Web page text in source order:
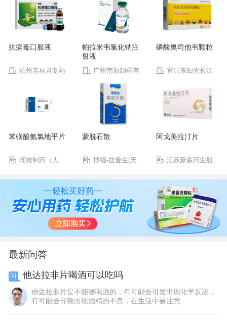
抗病毒口服液
杭州老桐君制药
帕拉米韦氯化钠注
射液
广州南新制药有
限公司
磷酸奥司他韦颗粒
宜昌东阳光长江
苯磺酸氨氯地平片
晖致制药（大
蒙脱石散
博福-益普生(天
阿戈美拉汀片
江苏豪森药业股
最新问答
问 他达拉非片喝酒可以吃吗
他达拉非片是不能够喝酒的，有可能会引发出现化学反应，
有可能会导致出现酒精的不良，在生活中要注意...